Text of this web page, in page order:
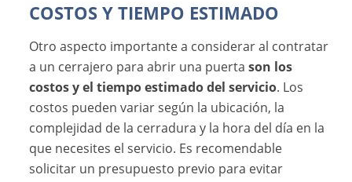
COSTOS Y TIEMPO ESTIMADO
Otro aspecto importante a considerar al contratar
a un cerrajero para abrir una puertason los
costos y el tiempo estimado del servicio. Los
costos pueden variar según la ubicación, la
complejidad de la cerradura y la hora del día en la
que necesites el servicio. Es recomendable
solicitar un presupuesto previo para evitar